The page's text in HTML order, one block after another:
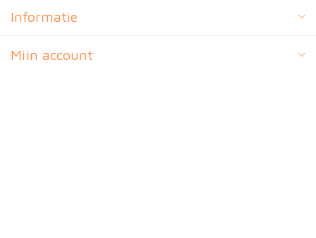
Informatie
Mijn account